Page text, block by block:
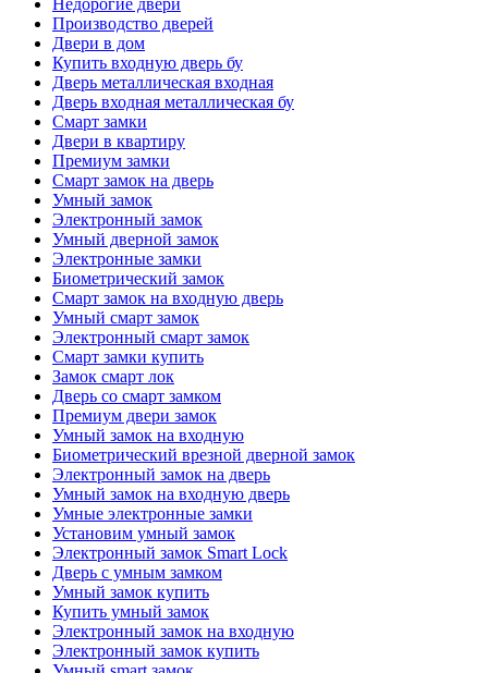
Недорогие двери
Производство дверей
Двери в дом
Купить входную дверь бу
Дверь металлическая входная
Дверь входная металлическая бу
Смарт замки
Двери в квартиру
Премиум замки
Смарт замок на дверь
Умный замок
Электронный замок
Умный дверной замок
Электронные замки
Биометрический замок
Смарт замок на входную дверь
Умный смарт замок
Электронный смарт замок
Смарт замки купить
Замок смарт лок
Дверь со смарт замком
Премиум двери замок
Умный замок на входную
Биометрический врезной дверной замок
Электронный замок на дверь
Умный замок на входную дверь
Умные электронные замки
Установим умный замок
Электронный замок Smart Lock
Дверь с умным замком
Умный замок купить
Купить умный замок
Электронный замок на входную
Электронный замок купить